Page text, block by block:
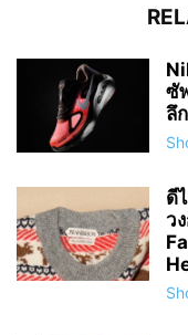
ซั
ลึ
ดี
ว